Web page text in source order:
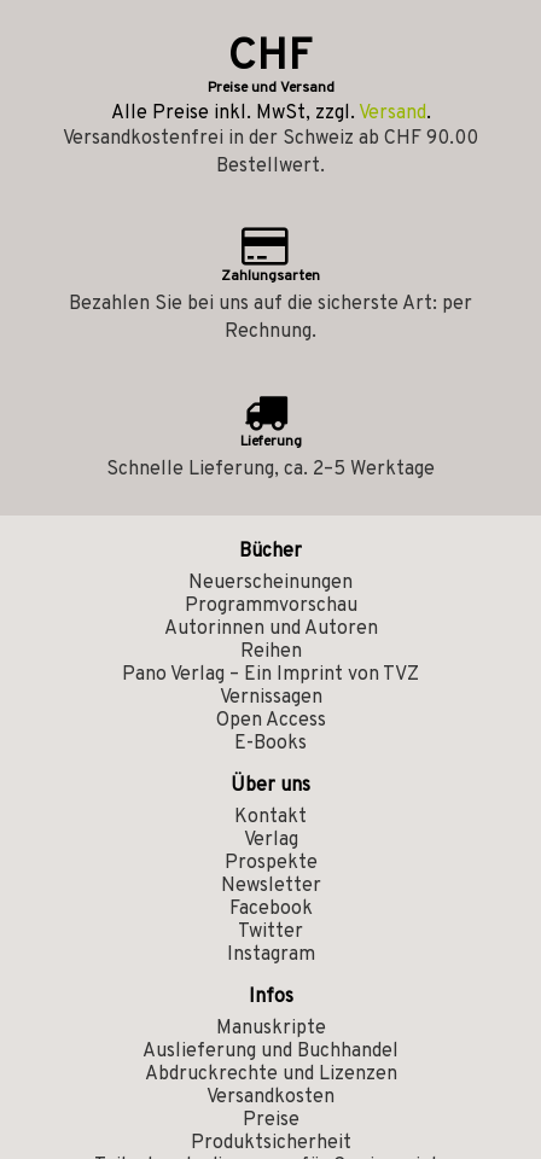
CHF
Preise und Versand
Alle Preise inkl. MwSt, zzgl. Versand.
Versandkostenfrei in der Schweiz ab CHF 90.00
Bestellwert.
Zahlungsarten
Bezahlen Sie bei uns auf die sicherste Art: per
Rechnung.
Lieferung
Schnelle Lieferung, ca. 2–5 Werktage
Bücher
Neuerscheinungen
Programmvorschau
Autorinnen und Autoren
Reihen
Pano Verlag – Ein Imprint von TVZ
Vernissagen
Open Access
E-Books
Über uns
Kontakt
Verlag
Prospekte
Newsletter
Facebook
Twitter
Instagram
Infos
Manuskripte
Auslieferung und Buchhandel
Abdruckrechte und Lizenzen
Versandkosten
Preise
Produktsicherheit